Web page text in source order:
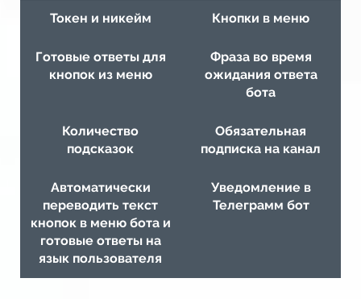
Токен и никейм Кнопки в меню
Готовые ответы для
кнопок из меню
Фраза во время
ожидания ответа
бота
Количество
подсказок
Обязательная
подписка на канал
Автоматически
переводить текст
кнопок в меню бота и
готовые ответы на
язык пользователя
Уведомление в
Телеграмм бот